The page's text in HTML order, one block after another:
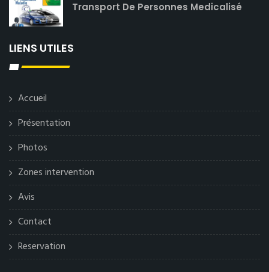
Transport De Personnes Medicalisé
LIENS UTILES
Accueil
Présentation
Photos
Zones intervention
Avis
Contact
Reservation